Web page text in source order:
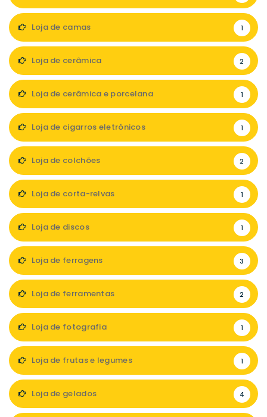
Loja de camas 1
Loja de cerâmica 2
Loja de cerâmica e porcelana 1
Loja de cigarros eletrónicos 1
Loja de colchões 2
Loja de corta-relvas 1
Loja de discos 1
Loja de ferragens 3
Loja de ferramentas 2
Loja de fotografia 1
Loja de frutas e legumes 1
Loja de gelados 4